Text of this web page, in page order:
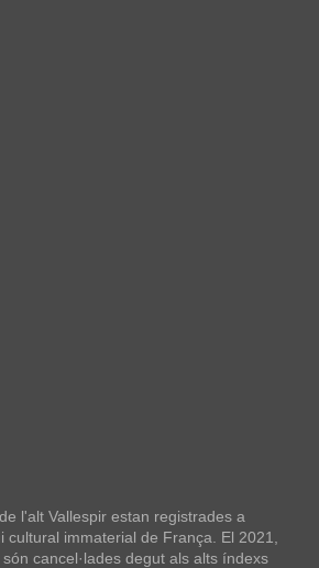
l'alt Vallespir estan registrades a
immaterial de França. El 2021,
cancel·lades degut als alts índexs